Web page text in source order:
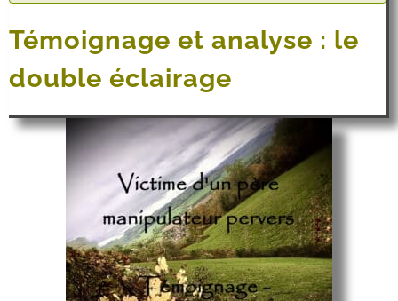
Témoignage et analyse : le
double éclairage